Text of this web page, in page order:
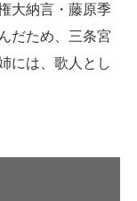
大納言・藤原季
だため、三条宮
には、歌人とし